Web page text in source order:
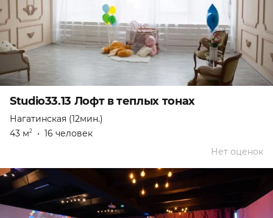
Studio33.13 Лофт в теплых тонах
Нагатинская (12мин.)
43 м2 • 16 человек
Нет оценок